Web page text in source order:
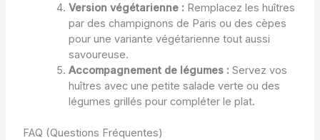
Version végétarienne : Remplacez les huîtres
par des champignons de Paris ou des cèpes
pour une variante végétarienne tout aussi
savoureuse.
Accompagnement de légumes : Servez vos
huîtres avec une petite salade verte ou des
légumes grillés pour compléter le plat.
FAQ (Questions Fréquentes)